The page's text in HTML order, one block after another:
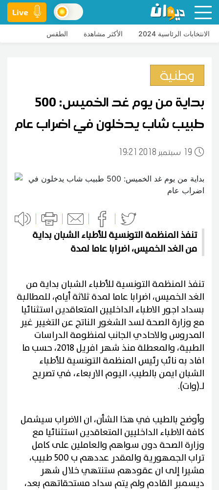
Live
الانتخابات الرئاسية 2024 الأكثر مشاهدة الطقس
وطنية
بداية من يوم غد الخميس: 500
طبيب شاب يدخلون في اضراب عام
19 19:21 2018 سبتمبر
تنفذ المنظمة التونسية للأطباء الشبان بداية
من الغد الخميس، اضرابا عاما لمدة
تنفذ المنظمة التونسية للأطباء الشبان بداية من
الغد الخميس، اضرابا عاما لمدة ثلاثة أيام، للمطالبة
بسداد اجور الاطباء الداخليين المتعاقدين استثنائيا
مع وزارة الصحة لسد الشغور الناتج عن التغيير غير
المدروس والاحادي الجانب لمنظومة الدراسات
الطبية، والمعطلة منذ شهر افريل 2018، حسب ما
افاد به نائب رئيس المنظمة التونسية للأطباء
الشبان ايمن بالطيب، اليوم الاربعاء، في تصريح
لـ(وات).
وأوضح بالطيب في هذا الشأن، ان الاضراب سيشمل
كافة الاطباء الداخليين المتعاقدين استثنائيا مع
وزارة الصحة دون سواهم والعاملين على كامل
تراب الجمهورية والمقدر عددهم ب 500 طبيب،
مشيرا إلى ان عقودهم ستنتهي خلال شهر
ديسمبر القادم ولم يتم سداد مستحقاتهم بعد،